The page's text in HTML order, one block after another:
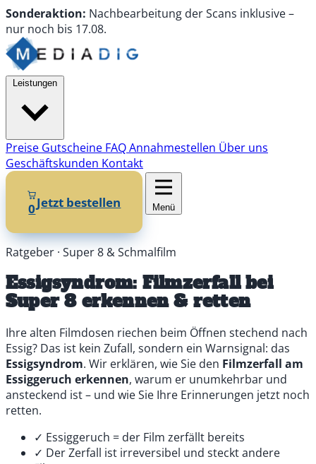
Sonderaktion: Nachbearbeitung der Scans inklusive–
nur noch bis 17.08.
Preise Gutscheine FAQAnnahmestellen Über uns
Geschäftskunden Kontakt
0Jetzt bestellen Menü
Ratgeber · Super 8 & Schmalfilm
Essigsyndrom: Filmzerfall bei
Super 8 erkennen & retten
Ihre alten Filmdosen riechen beim Öffnen stechend nach
Essig? Das ist kein Zufall, sondern ein Warnsignal: das
Essigsyndrom. Wir erklären, wie Sie den Filmzerfall am
Essiggeruch erkennen, warum er unumkehrbar und
ansteckend ist – und wie Sie Ihre Erinnerungen jetzt noch
retten.
✓ Essiggeruch = der Film zerfällt bereits
✓ Der Zerfall ist irreversibel und steckt andere